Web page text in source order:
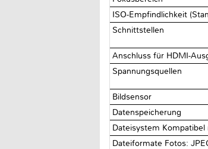
ISO-Empfindlichkeit
Schnittstellen
Anschluss für HDMI-
Spannungsquellen
Bildsensor
Datenspeicherung
Dateisystem
Dateiformate Fotos: